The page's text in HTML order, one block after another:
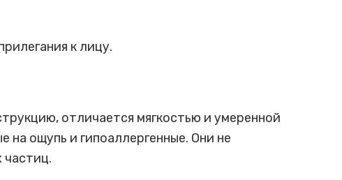
к лицу.
отличается мягкостью и умеренной
ощупь и гипоаллергенные. Они не